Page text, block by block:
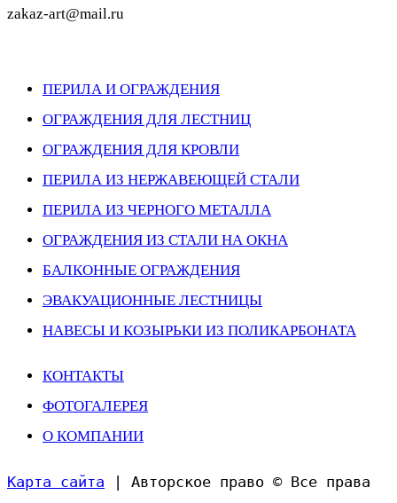
zakaz-art@mail.ru
ПЕРИЛА И ОГРАЖДЕНИЯ
ОГРАЖДЕНИЯ ДЛЯ ЛЕСТНИЦ
ОГРАЖДЕНИЯ ДЛЯ КРОВЛИ
ПЕРИЛА ИЗ НЕРЖАВЕЮЩЕЙ СТАЛИ
ПЕРИЛА ИЗ ЧЕРНОГО МЕТАЛЛА
ОГРАЖДЕНИЯ ИЗ СТАЛИ НА ОКНА
БАЛКОННЫЕ ОГРАЖДЕНИЯ
ЭВАКУАЦИОННЫЕ ЛЕСТНИЦЫ
НАВЕСЫ И КОЗЫРЬКИ ИЗ ПОЛИКАРБОНАТА
КОНТАКТЫ
ФОТОГАЛЕРЕЯ
О КОМПАНИИ
Карта сайта | Авторское право © Все права